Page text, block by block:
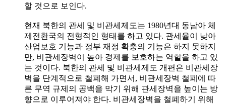
할 것으로 보인다.
현재 북한의 관세 및 비관세제도는 1980년대 동남아 체
제전환국의 전형적인 형태를 하고 있다. 관세율이 낮아
산업보호 기능과 정부 재정 확충의 기능은 하지 못하지
만, 비관세장벽이 높아 경제를 보호하는 역할을 하고 있
는 것이다. 북한의 관세 및 비관세제도 개편은 비관세장
벽을 단계적으로 철폐해 가면서, 비관세장벽 철폐에 따
른 무역 규제의 공백을 막기 위해 관세장벽을 높이는 방
향으로 이루어져야 한다. 비관세장벽을 철폐하기 위해